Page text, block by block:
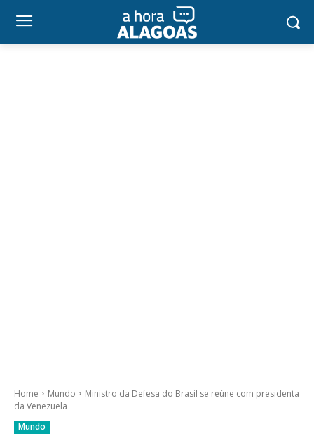
Home Mundo
Ministro da Defesa do Brasil se reúne com presidenta
da Venezuela
Mundo